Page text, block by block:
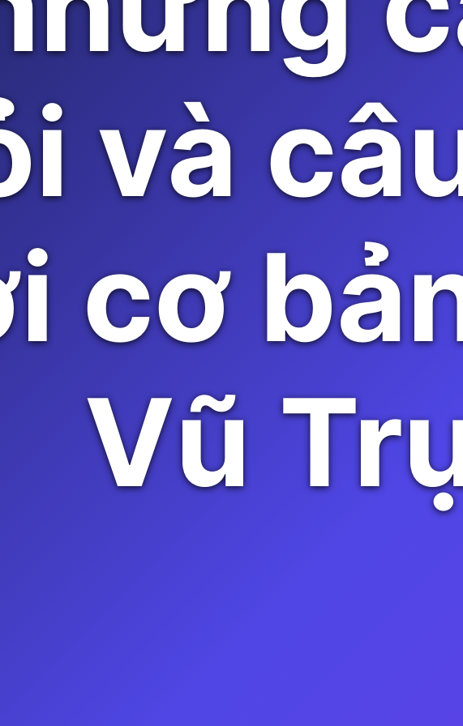
và
cơ
Vũ